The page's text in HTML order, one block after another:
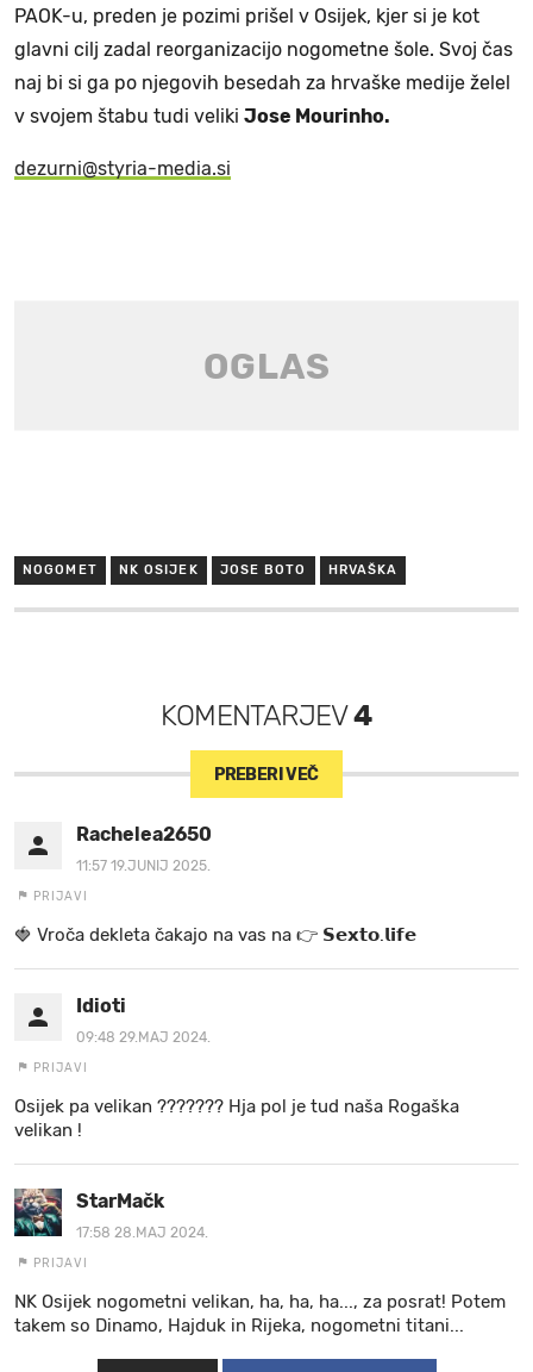
PAOK-u, preden je pozimi prišel v Osijek, kjer si je kot
glavni cilj zadal reorganizacijo nogometne šole. Svoj čas
naj bi si ga po njegovih besedah za hrvaške medije želel
v svojem štabu tudi veliki Jose Mourinho.
dezurni@styria-media.si
NOGOMET NK OSIJEK JOSE BOTO HRVAŠKA
KOMENTARJEV4
PREBERI VEČ
Rachelea2650
11:57 19.JUNIJ 2025.
PRIJAVI
🍓 V r o č a d e k l e t a ča k a jo na va s n a 👉 𝗦𝗲𝘅𝘁𝗼.𝗹𝗶𝗳𝗲
Idioti
09:48 29.MAJ 2024.
PRIJAVI
Osijek pa velikan ??????? Hja pol je tud naša Rogaška
velikan !
StarMačk
17:58 28.MAJ 2024.
PRIJAVI
NK Osijek nogometni velikan, ha, ha, ha..., za posrat! Potem
takem so Dinamo, Hajduk in Rijeka, nogometni titani...